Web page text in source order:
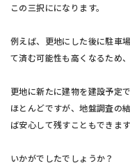
この三択にになります。
例えば、更地にした後に駐車
て済む可能性も高くなるため
更地に新たに建物を建設予定
ほとんどですが、地盤調査の
ば安心して残すこともできます
いかがでしたでしょうか？